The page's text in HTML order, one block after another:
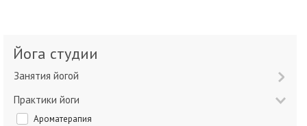
Йога студии
Занятия йогой
Практики йоги
Ароматерапия